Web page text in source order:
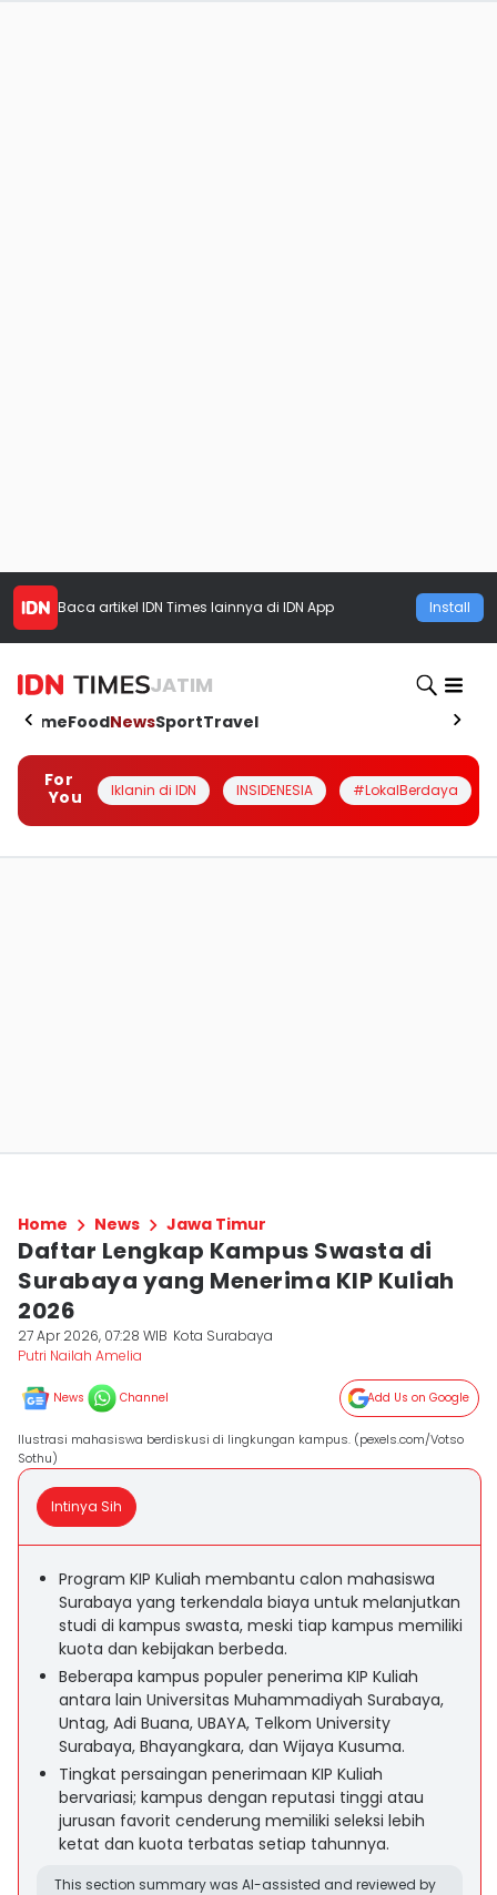
Baca artikel IDN Times lainnya di IDN App Install
JATIM
HomeFoodNewsSportTravel
For
You
Iklanin di IDN INSIDENESIA #LokalBerdaya
Home News Jawa Timur
Daftar Lengkap Kampus Swasta di
Surabaya yang Menerima KIP Kuliah
2026
27 Apr 2026, 07:28 WIB Kota Surabaya
Putri Nailah Amelia
News Channel Add Us on Google
Ilustrasi mahasiswa berdiskusi di lingkungan kampus. (pexels.com/Votso
Sothu)
Intinya Sih
Program KIP Kuliah membantu calon mahasiswa
Surabaya yang terkendala biaya untuk melanjutkan
studi di kampus swasta, meski tiap kampus memiliki
kuota dan kebijakan berbeda.
Beberapa kampus populer penerima KIP Kuliah
antara lain Universitas Muhammadiyah Surabaya,
Untag, Adi Buana, UBAYA, Telkom University
Surabaya, Bhayangkara, dan Wijaya Kusuma.
Tingkat persaingan penerimaan KIP Kuliah
bervariasi; kampus dengan reputasi tinggi atau
jurusan favorit cenderung memiliki seleksi lebih
ketat dan kuota terbatas setiap tahunnya.
This section summary was AI-assisted and reviewed by